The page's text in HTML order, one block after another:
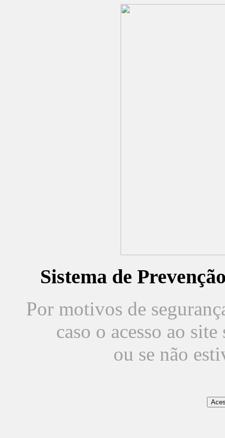
Sistema de
Por motivos de
caso o acesso ao
ou se não